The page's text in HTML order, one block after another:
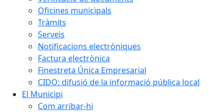
Oficines municipals
Tràmits
Serveis
Notificacions electròniques
Factura electrònica
Finestreta Única Empresarial
CIDO: difusió de la informació pública local
El Municipi
Com arribar-hi